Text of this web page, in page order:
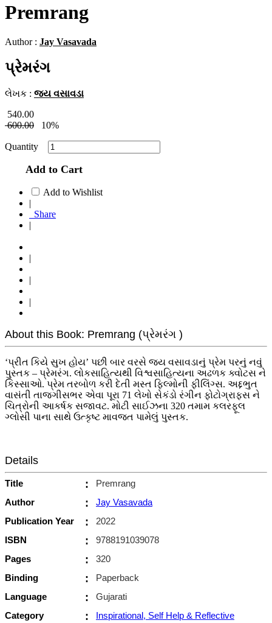
Premrang
Author : Jay Vasavada
પ્રેમરંગ
લેખક : જય વસાવડા
540.00
600.00
10%
Quantity
Add to Cart
Add to Wishlist
|
Share
|
|
|
|
About this Book: Premrang (પ્રેમરંગ )
‘પ્રીત કિયે સુખ હોય’ પછી બાર વરસે જય વસાવડાનું પ્રેમ પરનું નવું
પુસ્તક – પ્રેમરંગ. લોકસાહિત્યથી વિશ્વસાહિત્યના અઢળક ક્વોટસ ને
કિસ્સાઓ. પ્રેમ તરબોળ કરી દેતી મસ્ત ફિલ્મોની ફીલિંગ્સ. અદ્દભુત
વાસંતી તાજગીસભર એવા પૂરા 71 લેખો સેકંડો રંગીન ફોટોગ્રાફ્સ ને
ચિત્રોની આકર્ષક સજાવટ. મોટી સાઈઝના 320 તમામ કલરફૂલ
ગ્લોસી પાના સાથે ઉત્કૃષ્ટ માવજત પામેલું પુસ્તક.
Details
Title :
Premrang
Author
:
Jay Vasavada
Publication Year
:
2022
ISBN
:
9788191039078
Pages
:
320
Binding
:
Paperback
Language
:
Gujarati
Category
:
Inspirational, Self Help & Reflective